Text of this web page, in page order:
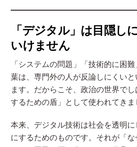
「デジタル」は目隠し
いけません
「システムの問題」「技術的に困
葉は、専門外の人が反論しにくい
ます。だからこそ、政治の世界で
するための盾」として使われてきま
本来、デジタル技術は社会を透明
にするためのものです。それが「